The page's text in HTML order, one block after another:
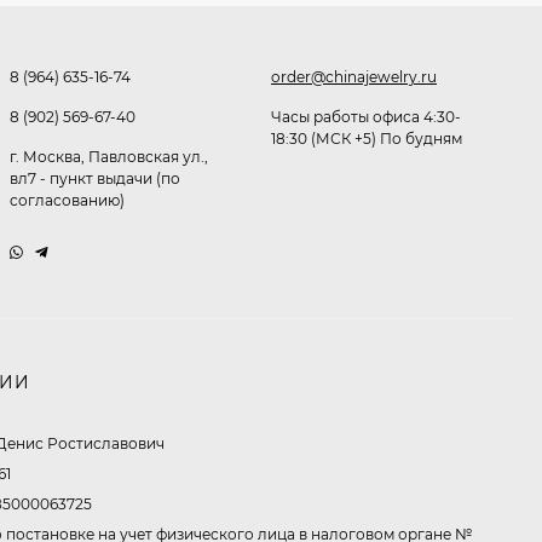
253₽
8 (964) 635-16-74
8 (902) 569-67-40
г. Москва, Павловская ул.,
вл7 - пункт выдачи (по
согласованию)
order@chinajewelry.ru
Часы работы офиса 4:30-
18:30 (МСК +5) По будням
Ростиславович
на учет физического лица в налоговом органе №